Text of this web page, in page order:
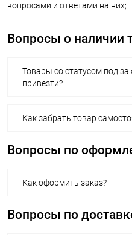
вопросами и ответами на них;
Вопросы о наличии
Товары со статусом под
привезти?
Как забрать товар
Вопросы по
Как оформить заказ?
Вопросы по